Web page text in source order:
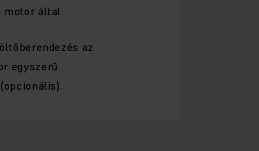
motor által
az
egyszerű